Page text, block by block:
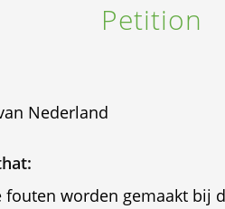
Petition
Nederland
fouten worden gemaakt bij